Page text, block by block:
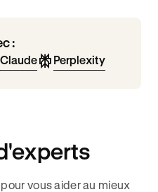
:
Claude Perplexity
vous aider au mieux